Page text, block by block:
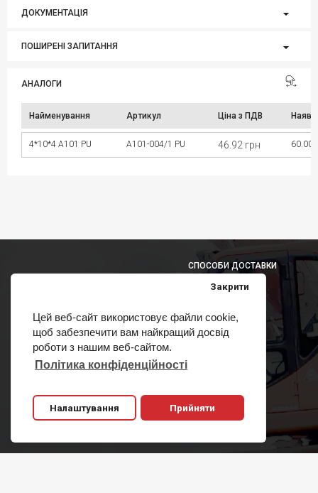
Цей веб-сайт використовує файли cookie,
щоб забезпечити вам найкращий досвід
роботи з нашим веб-сайтом.
Політика конфіденційності
Закрити
Налаштування Прийняти
АНАЛОГИ
Найменування Артикул Ціна з ПДВ
4*10*4 A101 PU A101-004/1 PU 46.92 грн 60.00
ДОКУМЕНТАЦІЯ
ПОШИРЕНІ ЗАПИТАННЯ
СПОСОБИ ДОСТАВКИ
СПОСОБИ ОПЛАТИ